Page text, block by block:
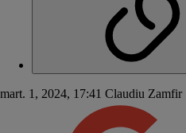
mart. 1, 2024, 17:41 Claudiu Zamfir